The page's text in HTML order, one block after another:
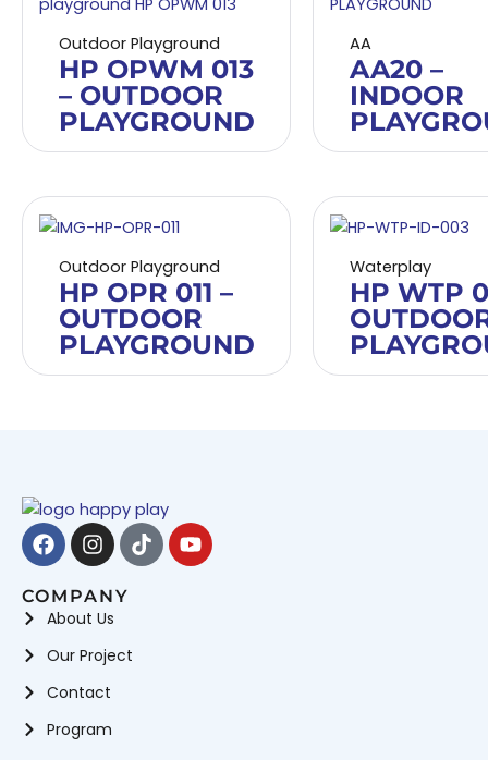
Outdoor Playground
HP OPWM 013
– OUTDOOR
PLAYGROUND
AA
AA20 –
INDOOR
Outdoor Playground
HP OPR 011 –
OUTDOOR
PLAYGROUND
Waterplay
HP WTP
Facebook
Instagram
TiktokYoutube
COMPANY
About Us
Our Project
Contact
Program